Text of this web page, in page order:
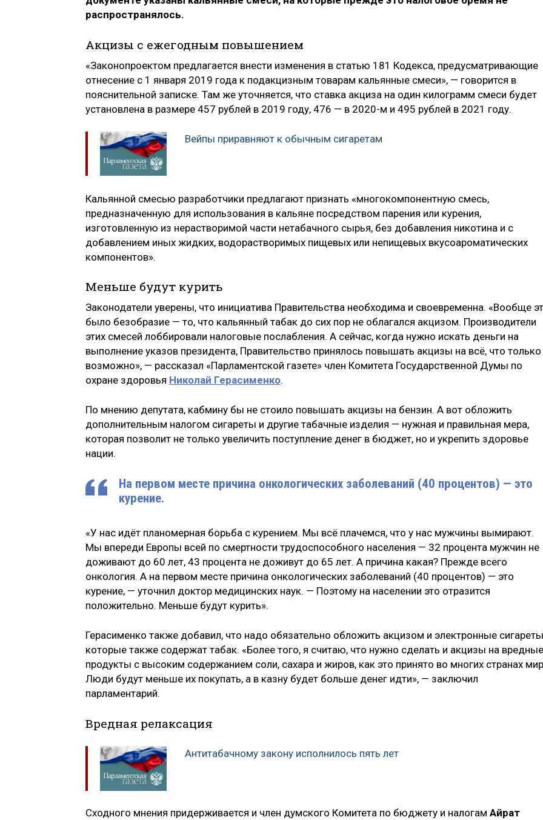
распространялось.
Акцизы с ежегодным повышением
«Законопроектом предлагается внести изменения в статью 181 Кодекса, предусматривающие
отнесение с 1 января 2019 года к подакцизным товарам кальянные смеси», — говорится в
пояснительной записке. Там же уточняется, что ставка акциза на один килограмм смеси будет
установлена в размере 457 рублей в 2019 году, 476 — в 2020-м и 495 рублей в 2021 году.
Вейпы приравняют к обычным сигаретам
Кальянной смесью разработчики предлагают признать «многокомпонентную смесь,
предназначенную для использования в кальяне посредством парения или курения,
изготовленную из нерастворимой части нетабачного сырья, без добавления никотина и с
добавлением иных жидких, водорастворимых пищевых или непищевых вкусоароматических
компонентов».
Меньше будут курить
Законодатели уверены, что инициатива Правительства необходима и своевременна. «Вообще
было безобразие — то, что кальянный табак до сих пор не облагался акцизом. Производители
этих смесей лоббировали налоговые послабления. А сейчас, когда нужно искать деньги на
выполнение указов президента, Правительство принялось повышать акцизы на всё, что только
возможно», — рассказал «Парламентской газете» член Комитета Государственной Думы по
охране здоровья Николай Герасименко.
По мнению депутата, кабмину бы не стоило повышать акцизы на бензин. А вот обложить
дополнительным налогом сигареты и другие табачные изделия — нужная и правильная мера,
которая позволит не только увеличить поступление денег в бюджет, но и укрепить здоровье
нации.
На первом месте причина онкологических заболеваний (40 процентов) — это
курение.
«У нас идёт планомерная борьба с курением. Мы всё плачемся, что у нас мужчины вымирают.
Мы впереди Европы всей по смертности трудоспособного населения — 32 процента мужчин не
доживают до 60 лет, 43 процента не доживут до 65 лет. А причина какая? Прежде всего
онкология. А на первом месте причина онкологических заболеваний (40 процентов) — это
курение, — уточнил доктор медицинских наук. — Поэтому на населении это отразится
положительно. Меньше будут курить».
Герасименко также добавил, что надо обязательно обложить акцизом и электронные
которые также содержат табак. «Более того, я считаю, что нужно сделать и акцизы на вредные
продукты с высоким содержанием соли, сахара и жиров, как это принято во многих странах
Люди будут меньше их покупать, а в казну будет больше денег идти», — заключил
парламентарий.
Вредная релаксация
Антитабачному закону исполнилось пять лет
Сходного мнения придерживается и член думского Комитета по бюджету и налогам Айрат